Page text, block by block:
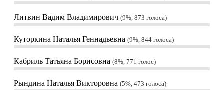
Литвин Вадим Владимирович 9%, 873 голоса
Куторкина Наталья Геннадьевна 9%, 844 голоса
Кабриль Татьяна Борисовна 8%, 771 голос
Рындина Наталья Викторовна 5%, 473 голоса